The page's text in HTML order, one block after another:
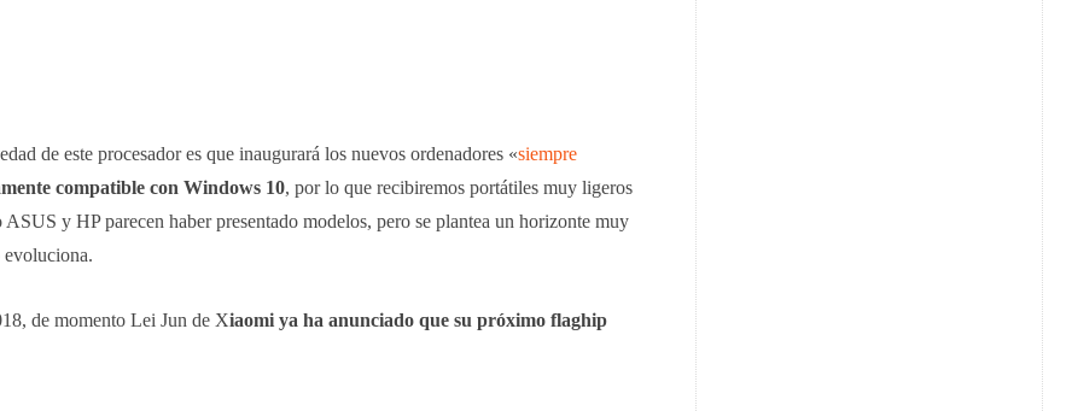
de este procesador es que inaugurará los nuevos ordenadores «siempre
compatible con Windows 10, por lo que recibiremos portátiles muy ligeros
y HP parecen haber presentado modelos, pero se plantea un horizonte muy
evoluciona.
de momento Lei Jun de Xiaomi ya ha anunciado que su próximo flaghip